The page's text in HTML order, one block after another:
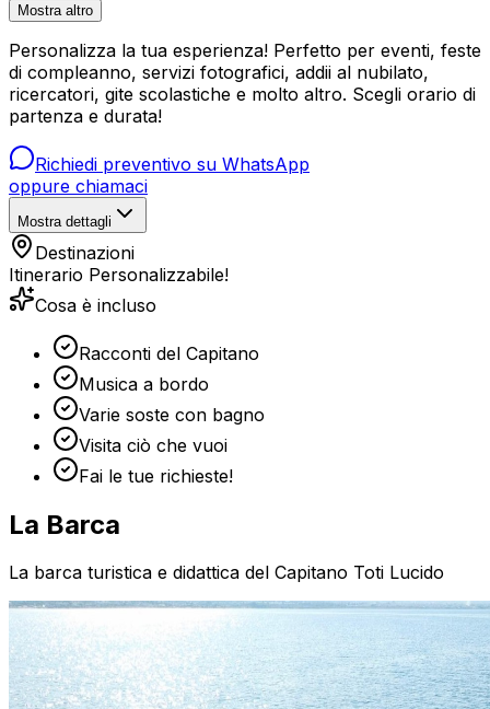
Mostra altro
Personalizza la tua esperienza! Perfetto per eventi, feste
di compleanno, servizi fotografici, addii al nubilato,
ricercatori, gite scolastiche e molto altro. Scegli orario di
partenza e durata!
Richiedi preventivo su WhatsApp
oppure chiamaci
Mostra dettagli
Destinazioni
Itinerario Personalizzabile!
Cosa è incluso
Racconti del Capitano
Musica a bordo
Varie soste con bagno
Visita ciò che vuoi
Fai le tue richieste!
La Barca
La barca turistica e didattica del Capitano Toti Lucido